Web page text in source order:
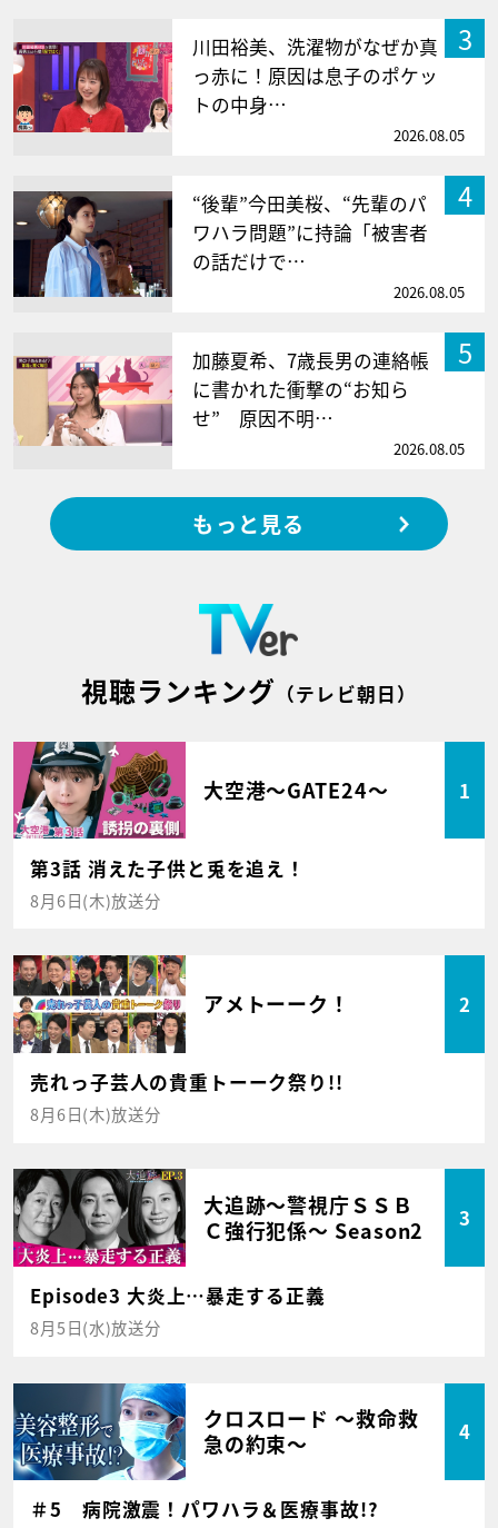
3
川田裕美、洗濯物がなぜか真
っ赤に！原因は息子のポケッ
トの中身…
2026.08.05
4
“後輩”今田美桜、“先輩のパ
ワハラ問題”に持論「被害者
の話だけで…
2026.08.05
5
加藤夏希、7歳長男の連絡帳
に書かれた衝撃の“お知ら
せ” 原因不明…
2026.08.05
もっと見る
視聴ランキング （テレビ朝日）
大空港～GATE24～ 1
第3話 消えた子供と兎を追え！
8月6日(木)放送分
アメトーーク！ 2
売れっ子芸人の貴重トーーク祭り!!
8月6日(木)放送分
大追跡～警視庁ＳＳＢ
Ｃ強行犯係～ Season2
3
Episode3 大炎上…暴走する正義
8月5日(水)放送分
クロスロード ～救命救
急の約束～
4
＃5 病院激震！パワハラ＆医療事故!?